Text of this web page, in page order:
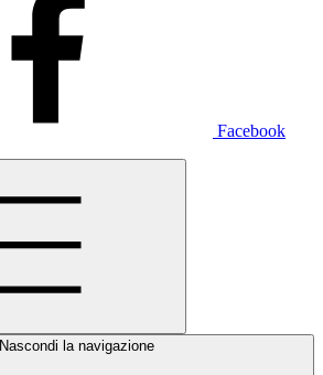
Facebook
Nascondi la navigazione